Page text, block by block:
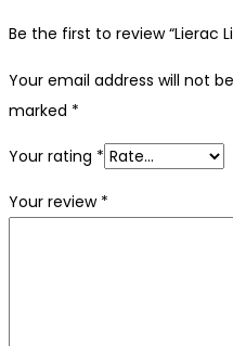
Be the first to review “Lierac
Your email address will not
marked *
Your rating *
Your review *